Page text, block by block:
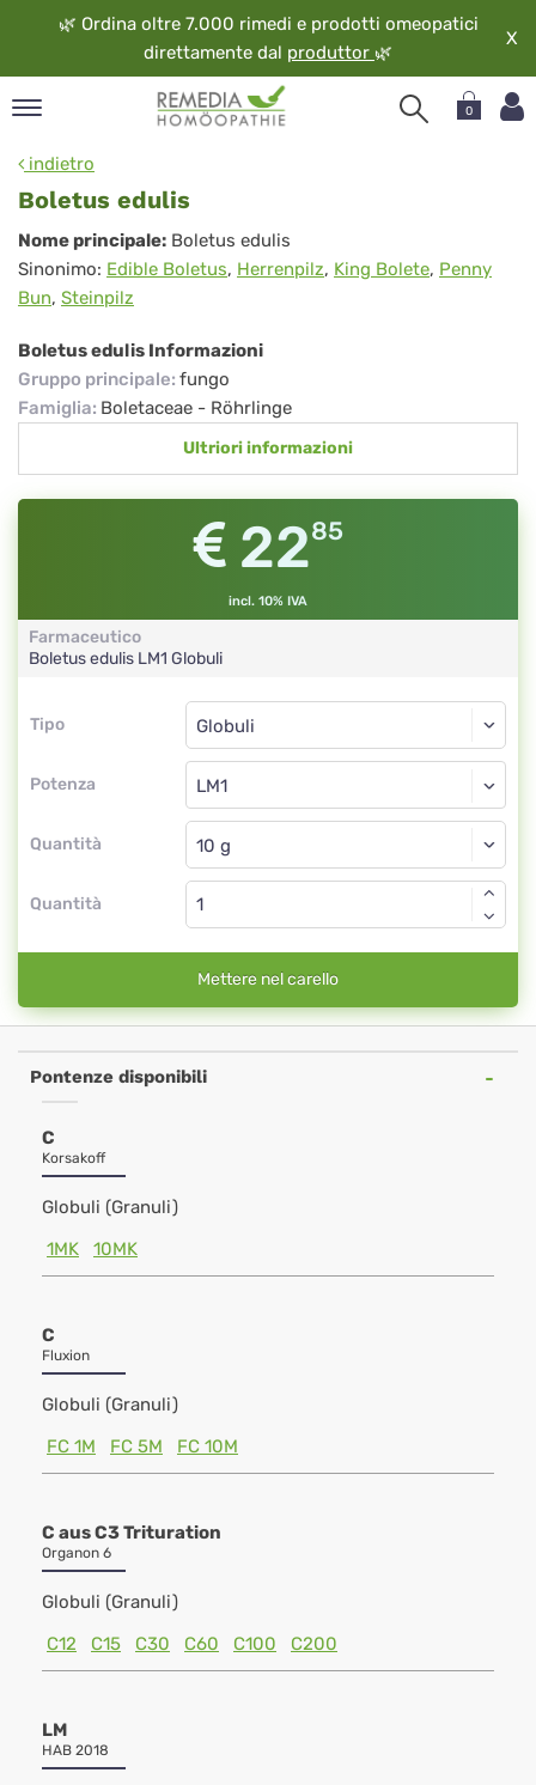
🌿 Ordina oltre 7.000 rimedi e prodotti omeopatici
direttamente dal produttor 🌿
X
0
indietro
Boletus edulis
Boletus
edulis
Nome principale: Boletus edulis
Sinonimo: Edible Boletus, Herrenpilz, King Bolete, Penny
Bun, Steinpilz
Boletus edulis Informazioni
Gruppo principale: fungo
Famiglia: Boletaceae - Röhrlinge
Ultriori informazioni
2285
incl. 10% IVA
Farmaceutico
Boletus edulis LM1 Globuli
Tipo
Tipo
Potenza
Globuli
LM1
Quantità
Globuli
Quantità
Mettere nel carello
Pontenze disponibili
C
Korsakoff
Globuli (Granuli)
1MK
10MK
C
Fluxion
Globuli (Granuli)
FC 1M
FC 5M FC 10M
C aus C3 Trituration
Organon 6
Globuli (Granuli)
C12
C15 C30 C60 C100 C200
LM
HAB 2018